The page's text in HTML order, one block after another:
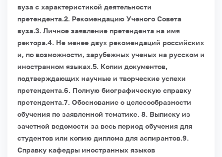
вуза с характеристикой деятельности
претендента.2. Рекомендацию Ученого Совета
вуза.3. Личное заявление претендента на имя
ректора.4. Не менее двух рекомендаций российских
и, по возможности, зарубежных ученых на русском и
иностранном языках.5. Копии документов,
подтверждающих научные и творческие успехи
претендента.6. Полную биографическую справку
претендента.7. Обоснование о целесообразности
обучения по заявленной тематике. 8. Выписку из
зачетной ведомости за весь период обучения для
студентов или копию диплома для аспирантов.9.
Справку кафедры иностранных языков